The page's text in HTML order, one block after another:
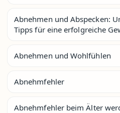
Abnehmen und Abspecken:
Tipps für eine erfolgreiche
Abnehmen und Wohlfühlen
Abnehmfehler
Abnehmfehler beim Älter